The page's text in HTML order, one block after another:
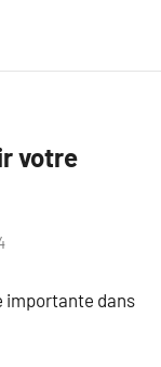
votre
importante dans